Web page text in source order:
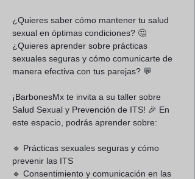
¿Quieres saber cómo mantener tu salud
sexual en óptimas condiciones? 🤔
¿Quieres aprender sobre prácticas
sexuales seguras y cómo comunicarte de
manera efectiva con tus parejas? 💬
¡BarbonesMx te invita a su taller sobre
Salud Sexual y Prevención de ITS! 🎉 En
este espacio, podrás aprender sobre:
🔹 Prácticas sexuales seguras y cómo
prevenir las ITS
🔹 Consentimiento y comunicación en las